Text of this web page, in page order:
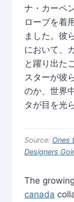
ナ・カーペ
ローブを着
ました。彼
において、
と躍り出た
スターが彼
のか、世界
タが目を光
Source: Ones
Designers
The
canada